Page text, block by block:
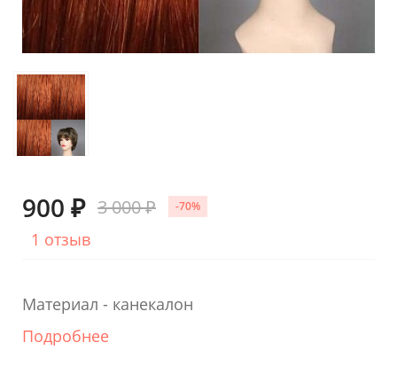
900 ₽ 3 000 ₽ -70%
1 отзыв
Материал - канекалон
Подробнее